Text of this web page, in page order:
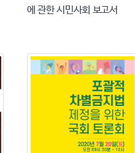
에 관한 시민사회 보고서